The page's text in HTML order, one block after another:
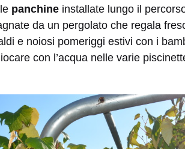
panchine installate lungo il
da un pergolato che regala
e noiosi pomeriggi estivi con i
con l’acqua nelle varie